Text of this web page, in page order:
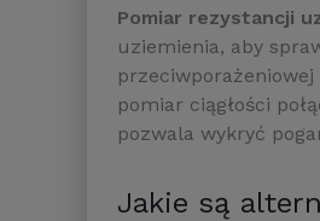
Pomiar rezystancji
uziemienia, aby
pomiar ciągłości
pozwala wykryć
Jakie są